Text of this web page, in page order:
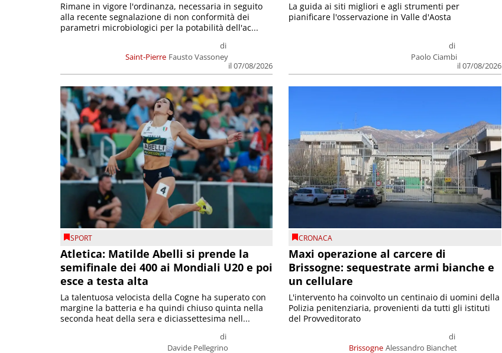
Saint-Pierre
di
Fausto Vassoney
il 07/08/2026
Rimane in vigore l'ordinanza, necessaria in seguito
alla recente segnalazione di non conformità dei
parametri microbiologici per la potabilità dell'ac...
di
Paolo Ciambi
il 07/08/2026
La guida ai siti migliori e agli strumenti per
pianificare l'osservazione in Valle d'Aosta
SPORT
Atletica: Matilde Abelli si prende la
semifinale dei 400 ai Mondiali U20 e poi
esce a testa alta
di
Davide Pellegrino
La talentuosa velocista della Cogne ha superato con
margine la batteria e ha quindi chiuso quinta nella
seconda heat della sera e diciassettesima nell...
CRONACA
Maxi operazione al carcere di
Brissogne: sequestrate armi bianche e
un cellulare
Brissogne
di
Alessandro Bianchet
L'intervento ha coinvolto un centinaio di uomini della
Polizia penitenziaria, provenienti da tutti gli istituti
del Provveditorato